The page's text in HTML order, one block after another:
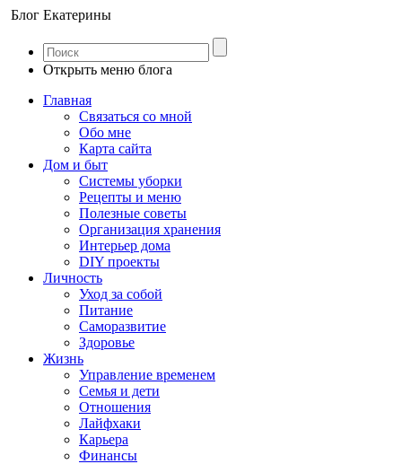
Блог Екатерины
Открыть меню блога
Главная
Связаться со мной
Обо мне
Карта сайта
Дом и быт
Системы уборки
Рецепты и меню
Полезные советы
Организация хранения
Интерьер дома
DIY проекты
Личность
Уход за собой
Питание
Саморазвитие
Здоровье
Жизнь
Управление временем
Семья и дети
Отношения
Лайфхаки
Карьера
Финансы